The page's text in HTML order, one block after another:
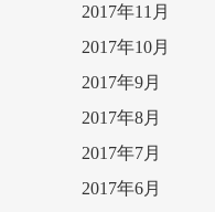
2017年11月
2017年10月
2017年9月
2017年8月
2017年7月
2017年6月